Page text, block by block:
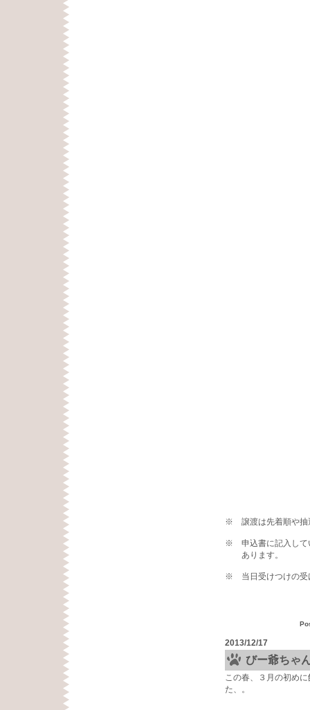
※ 譲渡は先着順や抽
※ 申込書に記入して
あります。
※ 当日受けつけの受
2013/12/17
びー爺ちゃ
この春、３月の初め
た、。